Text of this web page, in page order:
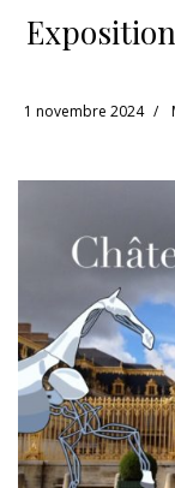
1 novembre 2024